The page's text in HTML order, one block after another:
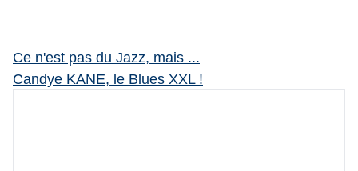
Ce n'est pas du Jazz, mais ...
Candye KANE, le Blues XXL !